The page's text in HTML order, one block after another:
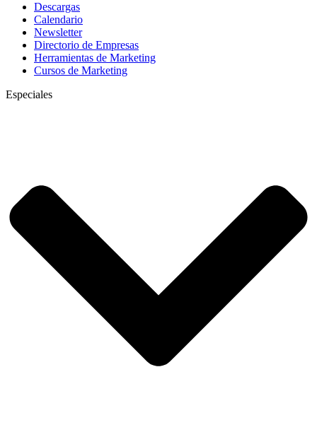
Descargas
Calendario
Newsletter
Directorio de Empresas
Herramientas de Marketing
Cursos de Marketing
Especiales